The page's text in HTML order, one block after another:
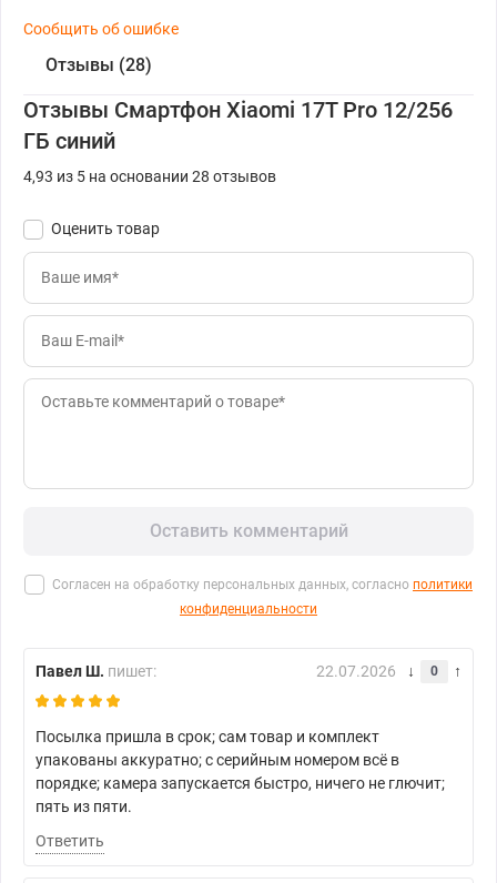
Сообщить об ошибке
Отзывы (28)
Отзывы Смартфон Xiaomi 17T Pro 12/256
ГБ синий
4,93 из 5 на основании 28 отзывов
Оценить товар
Оставить комментарий
Согласен на обработку персональных данных, согласно политики
конфиденциальности
Павел Ш. пишет: 22.07.2026 0
Посылка пришла в срок; сам товар и комплект
упакованы аккуратно; с серийным номером всё в
порядке; камера запускается быстро, ничего не глючит;
пять из пяти.
Ответить